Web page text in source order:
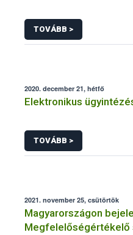
TOVÁBB >
2020. december 21, hétfő
Elektronikus
TOVÁBB >
2021. november 25, csütörtök
Magyarországon
Megfelelőségértékelő